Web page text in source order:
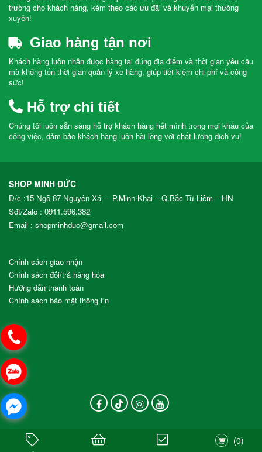
trường cho khách hàng, kèm theo các ưu đãi và khuyến mại thường
xuyên!
Giao hàng tận nơi
Khách hàng luôn nhận được hàng tại đúng địa điểm và thời gian yêu cầu
mà không tốn thời gian quản lý xe hàng, giúp tiết kiệm chi phí và công
sức!
Hỗ trợ chi tiết
Chúng tôi luôn sẵn sàng hỗ trợ khách hàng hết mình trong mọi khâu của
công việc, đảm bảo khách hàng luôn hài lòng với chất lượng dịch vụ!
SHOP MINH ĐỨC
Đ/c :15 Ngõ 87 Nguyên Xá – P.Minh Khai – Q.Bắc Từ Liêm – HN
Sđt/Zalo : 0911.596.382
Email : shopminhduc@gmail.com
Chính sách giao nhận
Chính sách đổi/trả hàng hóa
Hướng dẫn thanh toán
Chính sách bảo mật thông tin
(0)